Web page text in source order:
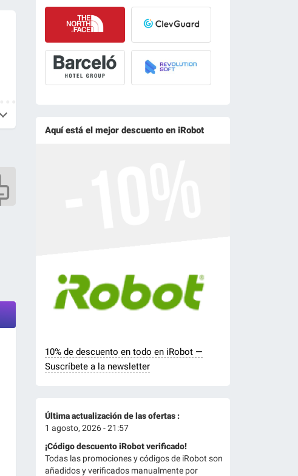
Aquí está el mejor descuento en iRobot
10% de descuento en todo en iRobot —
Suscríbete a la newsletter
Última actualización de las ofertas :
1 agosto, 2026 - 21:57
¡Código descuento iRobot verificado!
Todas las promociones y códigos de iRobot son
añadidos y verificados manualmente por